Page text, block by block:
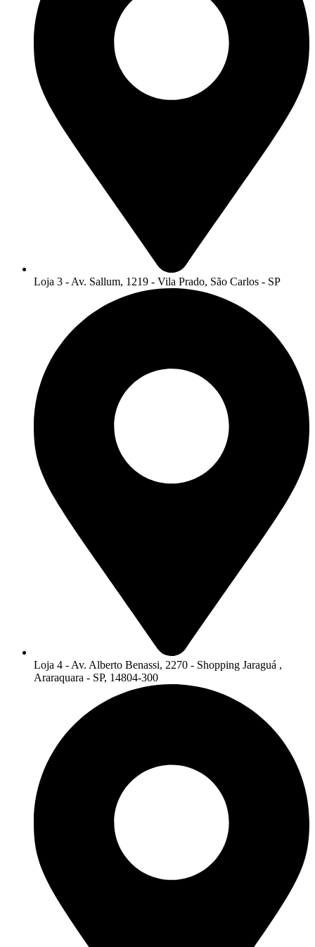
Loja 3 - Av. Sallum, 1219 - Vila Prado, São Carlos - SP
Loja 4 - Av. Alberto Benassi, 2270 - Shopping Jaraguá ,
Araraquara - SP, 14804-300